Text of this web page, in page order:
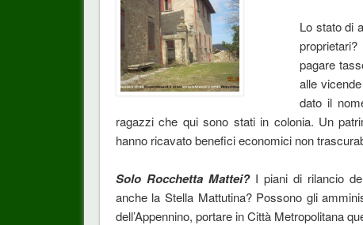
Lo stato di
pagare
alle
dato il
ragazzi che qui sono stati in colonia. Un
hanno ricavato benefici economici non
Solo Rocchetta Mattei?I piani di rilancio
anche la Stella Mattutina? Possono gli
dell’Appennino, portare in Città Metropolitana